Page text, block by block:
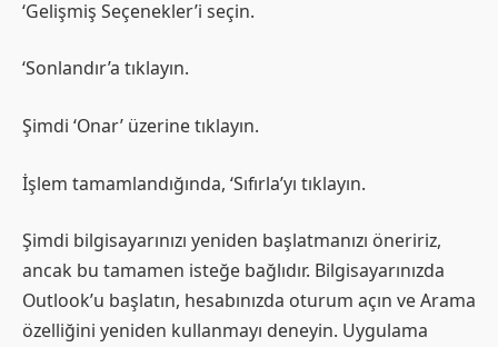
‘Gelişmiş Seçenekler’i seçin.
‘Sonlandır’a tıklayın.
Şimdi ‘Onar’ üzerine tıklayın.
İşlem tamamlandığında, ‘Sıfırla’yı tıklayın.
Şimdi bilgisayarınızı yeniden başlatmanızı öneririz,
ancak bu tamamen isteğe bağlıdır. Bilgisayarınızda
Outlook’u başlatın, hesabınızda oturum açın ve Arama
özelliğini yeniden kullanmayı deneyin. Uygulama